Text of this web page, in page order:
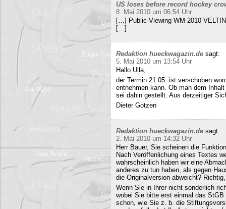
US loses before record hockey
8. Mai 2010 um 06:54 Uhr
[…] Public-Viewing WM-2010
[…]
Redaktion hueckwagazin.de sagt:
5. Mai 2010 um 13:54 Uhr
Hallo Ulla,
der Termin 21.05. ist verschoben
entnehmen kann. Ob man dem
sei dahin gestellt. Aus derzeitiger
Dieter Gotzen
Redaktion hueckwagazin.de sagt:
2. Mai 2010 um 14:32 Uhr
Herr Bauer, Sie scheinen die
Nach Veröffenlichung eines Textes
wahrscheinlich haben wir eine
anderes zu tun haben, als gegen
die Originalversion abweicht?
Wenn Sie in Ihrer nicht sonderlich
wobei Sie bitte erst einmal das
schon, wie Sie z. b. die